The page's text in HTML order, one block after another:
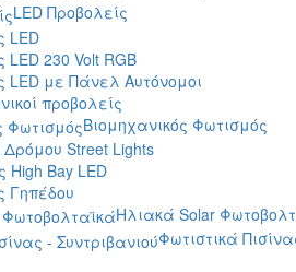
LED Προβολείς
LED
LED 230 Volt RGB
LED με Πάνελ Αυτόνομοι
προβολείς
Βιομηχανικός Φωτισμός
Street Lights
Bay LED
Γηπέδου
Ηλιακά Solar
Φωτιστικά